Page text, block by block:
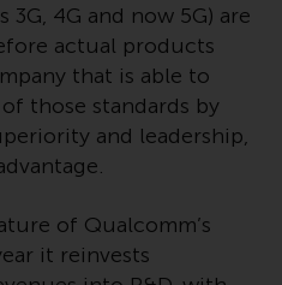
die
und
Keines der
oder eine
3G, 4G and now 5G) are
actual products
that is able to
those standards by
and leadership,
of Qualcomm’s
it reinvests